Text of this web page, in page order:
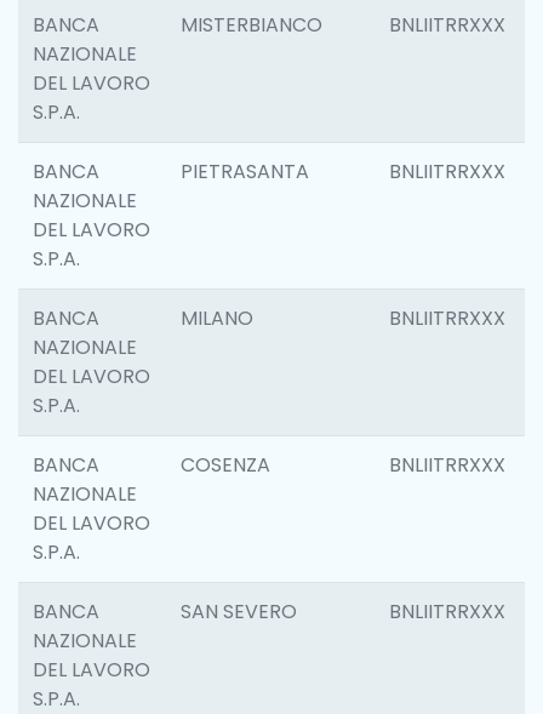
BANCA
NAZIONALE
DEL LAVORO
S.P.A.
MISTERBIANCO BNLIITRRXXX
BANCA
NAZIONALE
DEL LAVORO
S.P.A.
PIETRASANTA BNLIITRRXXX
BANCA
NAZIONALE
DEL LAVORO
S.P.A.
MILANO BNLIITRRXXX
BANCA
NAZIONALE
DEL LAVORO
S.P.A.
COSENZA BNLIITRRXXX
BANCA
NAZIONALE
DEL LAVORO
S.P.A.
SAN SEVERO BNLIITRRXXX